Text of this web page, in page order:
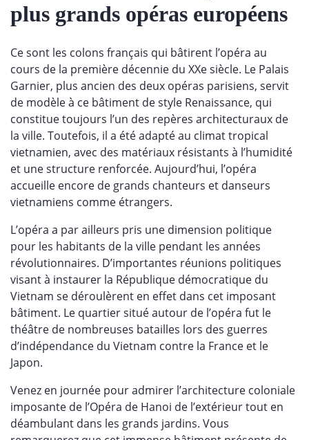
plus grands opéras européens
Ce sont les colons français qui bâtirent l’opéra au
cours de la première décennie du XXe siècle. Le Palais
Garnier, plus ancien des deux opéras parisiens, servit
de modèle à ce bâtiment de style Renaissance, qui
constitue toujours l’un des repères architecturaux de
la ville. Toutefois, il a été adapté au climat tropical
vietnamien, avec des matériaux résistants à l’humidité
et une structure renforcée. Aujourd’hui, l’opéra
accueille encore de grands chanteurs et danseurs
vietnamiens comme étrangers.
L’opéra a par ailleurs pris une dimension politique
pour les habitants de la ville pendant les années
révolutionnaires. D’importantes réunions politiques
visant à instaurer la République démocratique du
Vietnam se déroulèrent en effet dans cet imposant
bâtiment. Le quartier situé autour de l’opéra fut le
théâtre de nombreuses batailles lors des guerres
d’indépendance du Vietnam contre la France et le
Japon.
Venez en journée pour admirer l’architecture coloniale
imposante de l’Opéra de Hanoi de l’extérieur tout en
déambulant dans les grands jardins. Vous